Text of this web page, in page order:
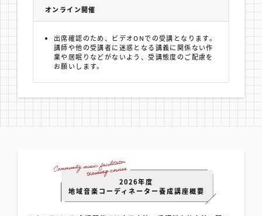
オンライン開催
出席確認のため、ビデオONでの受講となります。
講師や他の受講者に迷惑となる講義に関係ない作
業や居眠りなどがないよう、受講態度のご配慮を
お願いします。
2026年度
地域音楽コーディネーター養成講座概要